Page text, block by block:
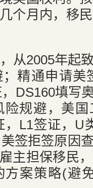
个月内，移
从2005年起
精通申请美
DS160填写
规避，美
L1签证，U
签拒签原因
主担保移民
方案策略(避